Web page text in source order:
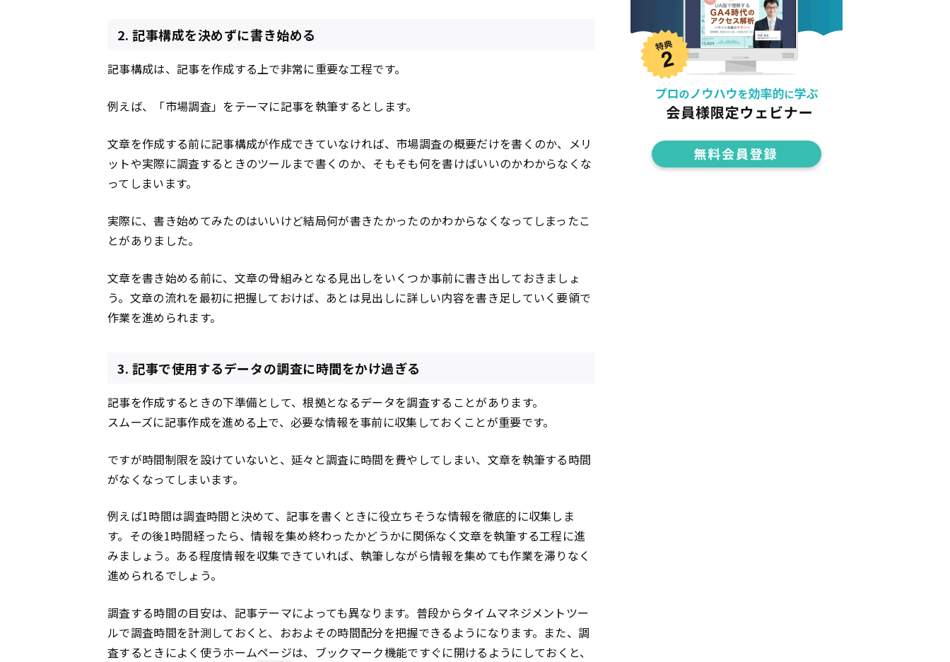
2. 記事構成を決めずに書き始める
記事構成は、記事を作成する上で非常に重要な工程です。
例えば、「市場調査」をテーマに記事を執筆するとします。
文章を作成する前に記事構成が作成できていなければ、市場調査の概要だけを書くのか、メリ
ットや実際に調査するときのツールまで書くのか、そもそも何を書けばいいのかわからなくな
ってしまいます。
実際に、書き始めてみたのはいいけど結局何が書きたかったのかわからなくなってしまったこ
とがありました。
文章を書き始める前に、文章の骨組みとなる見出しをいくつか事前に書き出しておきましょ
う。文章の流れを最初に把握しておけば、あとは見出しに詳しい内容を書き足していく要領で
作業を進められます。
3. 記事で使用するデータの調査に時間をかけ過ぎる
記事を作成するときの下準備として、根拠となるデータを調査することがあります。
スムーズに記事作成を進める上で、必要な情報を事前に収集しておくことが重要です。
ですが時間制限を設けていないと、延々と調査に時間を費やしてしまい、文章を執筆する時間
がなくなってしまいます。
例えば1時間は調査時間と決めて、記事を書くときに役立ちそうな情報を徹底的に収集しま
す。その後1時間経ったら、情報を集め終わったかどうかに関係なく文章を執筆する工程に進
みましょう。ある程度情報を収集できていれば、執筆しながら情報を集めても作業を滞りなく
進められるでしょう。
調査する時間の目安は、記事テーマによっても異なります。普段からタイムマネジメントツー
ルで調査時間を計測しておくと、おおよその時間配分を把握できるようになります。また、調
査するときによく使うホームページは、ブックマーク機能ですぐに開けるようにしておくと、